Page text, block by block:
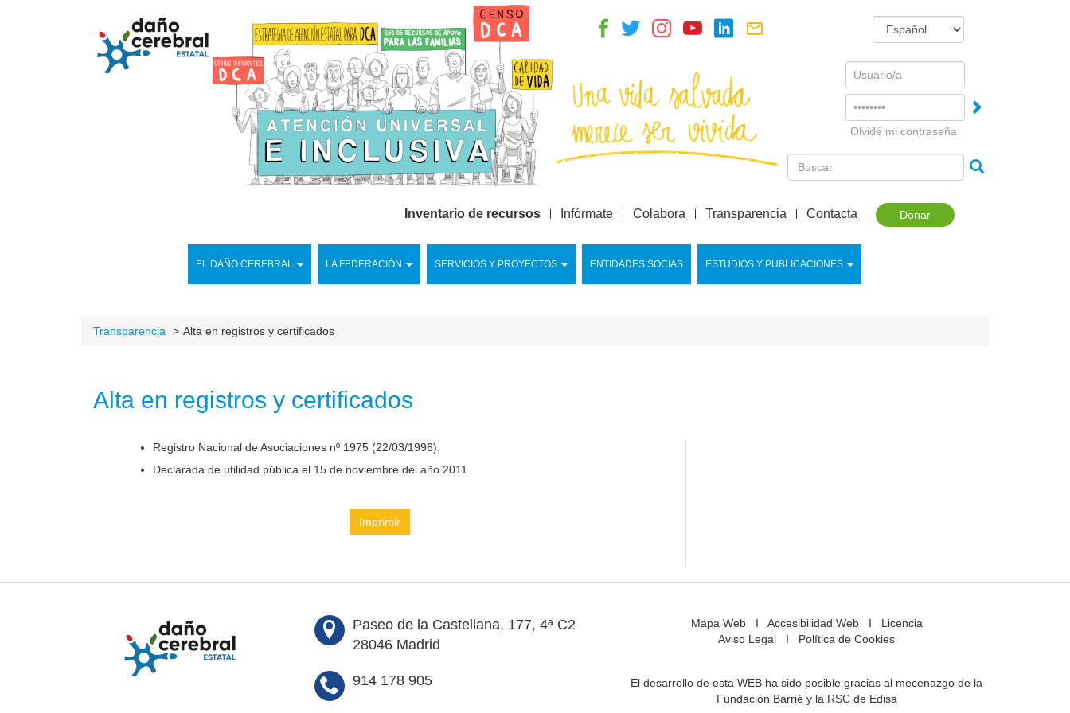
Username
Olvidé mi contraseña
Donar
EL DAÑO CEREBRAL LA FEDERACIÓN SERVICIOS Y PROYECTOS ENTIDADES SOCIAS ESTUDIOS Y PUBLICACIONES
Inventario de recursos Infórmate Colabora Transparencia Contacta
Transparencia Alta en registros y certificados
Alta en registros y certificados
Registro Nacional de Asociaciones nº 1975 (22/03/1996).
Declarada de utilidad pública el 15 de noviembre del año 2011.
Imprimir
Paseo de la Castellana, 177, 4ª C2
28046 Madrid
914 178 905
Mapa WebI Accesibilidad WebI Licencia
Aviso Legal I Política de Cookies
El desarrollo de esta WEB ha sido posible gracias al mecenazgo de la
Fundación Barrié y la RSC de Edisa